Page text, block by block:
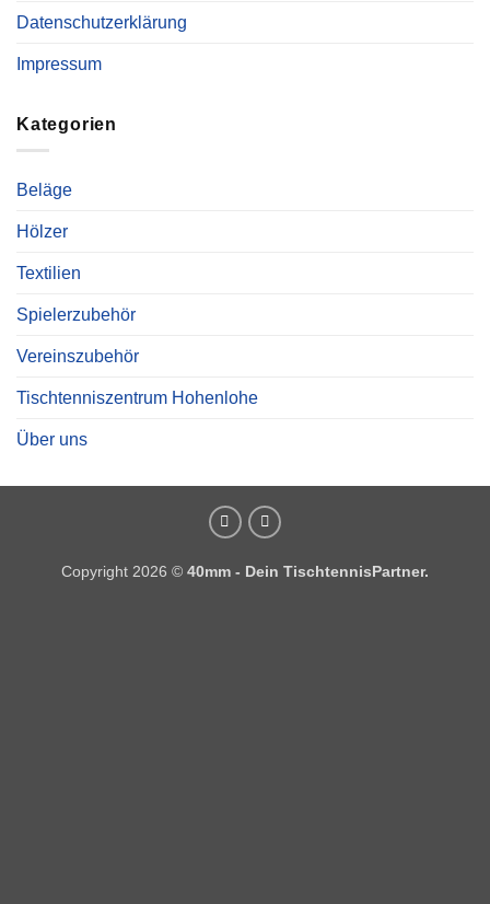
Datenschutzerklärung
Impressum
Kategorien
Beläge
Hölzer
Textilien
Spielerzubehör
Vereinszubehör
Tischtenniszentrum Hohenlohe
Über uns
Copyright 2026 © 40mm - Dein TischtennisPartner.